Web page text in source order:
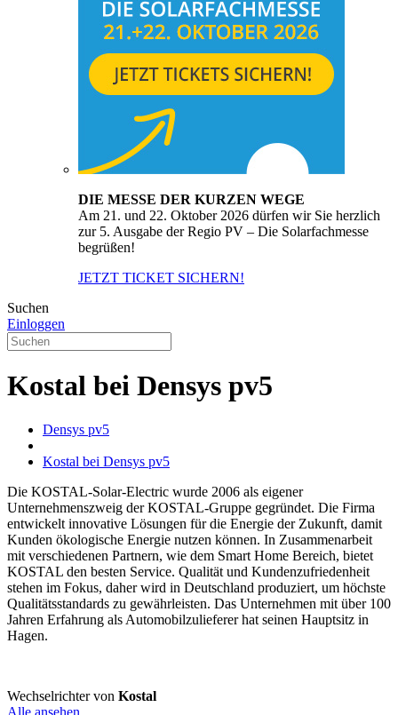
DIE MESSE DER KURZEN WEGE
Am 21. und 22. Oktober 2026 dürfen wir Sie herzlich
zur 5. Ausgabe der Regio PV – Die Solarfachmesse
begrüßen!
JETZT TICKET SICHERN!
Suchen
Einloggen
Kostal bei Densys pv5
Densys pv5
Kostal bei Densys pv5
Die KOSTAL-Solar-Electric wurde 2006 als eigener
Unternehmenszweig der KOSTAL-Gruppe gegründet. Die Firma
entwickelt innovative Lösungen für die Energie der Zukunft, damit
Kunden ökologische Energie nutzen können. In Zusammenarbeit
mit verschiedenen Partnern, wie dem Smart Home Bereich, bietet
KOSTAL den besten Service. Qualität und Kundenzufriedenheit
stehen im Fokus, daher wird in Deutschland produziert, um höchste
Qualitätsstandards zu gewährleisten. Das Unternehmen mit über 100
Jahren Erfahrung als Automobilzulieferer hat seinen Hauptsitz in
Hagen.
Wechselrichter von Kostal
Alle ansehen